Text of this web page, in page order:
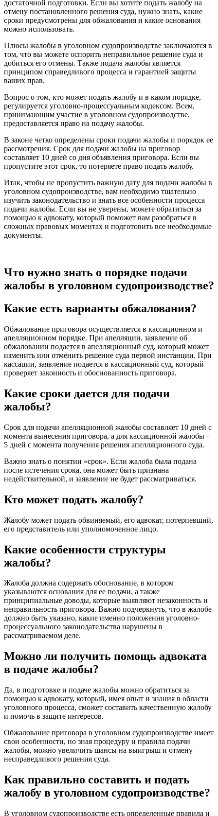
достаточной подготовки. Если вы хотите подать жалобу на
отмену постановленного решения суда, нужно знать, какие
сроки предусмотрены для обжалования и какие основания
можно использовать.
Плюсы жалобы в уголовном судопроизводстве заключаются в
том, что вы можете оспорить неправильное решение суда и
добиться его отмены. Также подача жалобы является
принципом справедливого процесса и гарантией защиты
ваших прав.
Вопрос о том, кто может подать жалобу и в каком порядке,
регулируется уголовно-процессуальным кодексом. Всем,
принимающим участие в уголовном судопроизводстве,
предоставляется право на подачу жалобы.
В законе четко определены сроки подачи жалобы и порядок ее
рассмотрения. Срок для подачи жалобы на приговор
составляет 10 дней со дня объявления приговора. Если вы
пропустите этот срок, то потеряете право подать жалобу.
Итак, чтобы не пропустить важную дату для подачи жалобы в
уголовном судопроизводстве, вам необходимо тщательно
изучить законодательство и знать все особенности процесса
подачи жалобы. Если вы не уверены, можете обратиться за
помощью к адвокату, который поможет вам разобраться в
сложных правовых моментах и подготовить все необходимые
документы.
Что нужно знать о порядке подачи
жалобы в уголовном судопроизводстве?
Какие есть варианты обжалования?
Обжалование приговора осуществляется в кассационном и
апелляционном порядке. При апелляции, заявление об
обжаловании подается в апелляционный суд, который может
изменить или отменить решение суда первой инстанции. При
кассации, заявление подается в кассационный суд, который
проверяет законность и обоснованность приговора.
Какие сроки дается для подачи
жалобы?
Срок для подачи апелляционной жалобы составляет 10 дней с
момента вынесения приговора, а для кассационной жалобы –
5 дней с момента получения решения апелляционного суда.
Важно знать о понятии «срок». Если жалоба была подана
после истечения срока, она может быть признана
недействительной, и заявление не будет рассматриваться.
Кто может подать жалобу?
Жалобу может подать обвиняемый, его адвокат, потерпевший,
его представитель или уполномоченное лицо.
Какие особенности структуры
жалобы?
Жалоба должна содержать обоснование, в котором
указываются основания для ее подачи, а также
принципиальные доводы, которые выявляют незаконность и
неправильность приговора. Важно подчеркнуть, что в жалобе
должно быть указано, какие именно положения уголовно-
процессуального законодательства нарушены в
рассматриваемом деле.
Можно ли получить помощь адвоката
в подаче жалобы?
Да, в подготовке и подаче жалобы можно обратиться за
помощью к адвокату, который, имея опыт и знания в области
уголовного процесса, сможет составить качественную жалобу
и помочь в защите интересов.
Обжалование приговора в уголовном судопроизводстве имеет
свои особенности, но зная процедуру и правила подачи
жалобы, можно увеличить шансы на выигрыш и отмену
несправедливого решения суда.
Как правильно составить и подать
жалобу в уголовном судопроизводстве?
В уголовном судопроизводстве есть определенные правила и